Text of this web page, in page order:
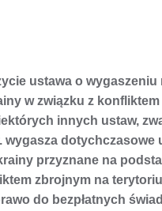
ustawa o
w związku z
innych ustaw,
wygasza
przyznane na
zbrojnym na
do bezpłatnych